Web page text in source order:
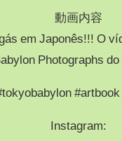
動画内容
em Japonês!!! O
Photographs do
Instagram: